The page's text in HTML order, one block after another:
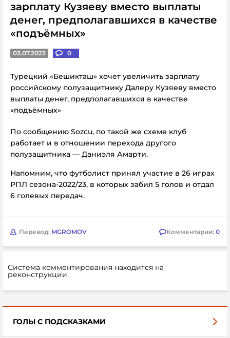
зарплату Кузяеву вместо выплаты
денег, предполагавшихся в качестве
«подъёмных»
03.07.2023 0
Турецкий «Бешикташ» хочет увеличить зарплату
российскому полузащитнику Далеру Кузяеву вместо
выплаты денег, предполагавшихся в качестве
«подъёмных»
По сообщению Sozcu, по такой же схеме клуб
работает и в отношении перехода другого
полузащитника — Даниэля Амарти.
Напомним, что футболист принял участие в 26 играх
РПЛ сезона-2022/23, в которых забил 5 голов и отдал
6 голевых передач.
Перевод: MGROMOV Комментарии: 0
Система комментирования находится на
реконструкции.
ГОЛЫ С ПОДСКАЗКАМИ